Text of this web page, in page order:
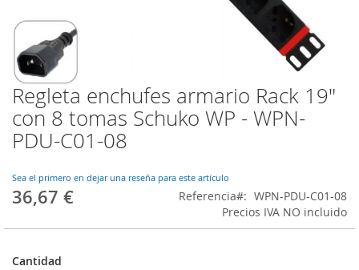
Regleta enchufes armario Rack 19"
con 8 tomas Schuko WP - WPN-
PDU-C01-08
Sea el primero en dejar una reseña para este artículo
36,67 € Referencia
WPN-PDU-C01-08
Precios IVA NO incluido
Cantidad
Saltar
al
comienzo
de
galería
de
imágenes